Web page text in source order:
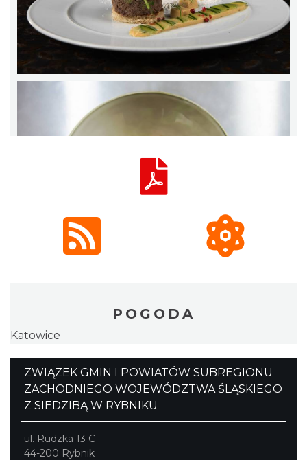
POGODA
Katowice
ZWIĄZEK GMIN I POWIATÓW SUBREGIONU
ZACHODNIEGO WOJEWÓDZTWA ŚLĄSKIEGO
Z SIEDZIBĄ W RYBNIKU
ul. Rudzka 13 C
44-200 Rybnik